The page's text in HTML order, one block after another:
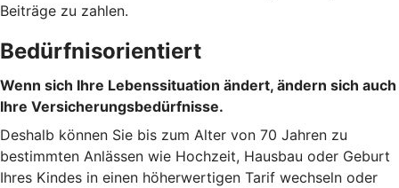
Beiträge zu zahlen.
Bedürfnisorientiert
Wenn sich Ihre Lebenssituation ändert, ändern sich auch
Ihre Versicherungsbedürfnisse.
Deshalb können Sie bis zum Alter von 70 Jahren zu
bestimmten Anlässen wie Hochzeit, Hausbau oder Geburt
Ihres Kindes in einen höherwertigen Tarif wechseln oder